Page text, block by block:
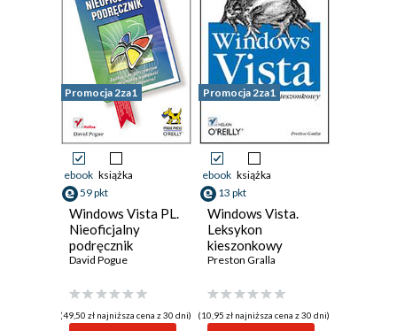
Promocja 2za1
ebook książka
59 pkt
Windows Vista PL.
Nieoficjalny
podręcznik
David Pogue
(49,50 zł najniższa cena z 30 dni)
Promocja 2za1
ebook książka
13 pkt
Windows Vista.
Leksykon
kieszonkowy
Preston Gralla
(10,95 zł najniższa cena z 30 dni)